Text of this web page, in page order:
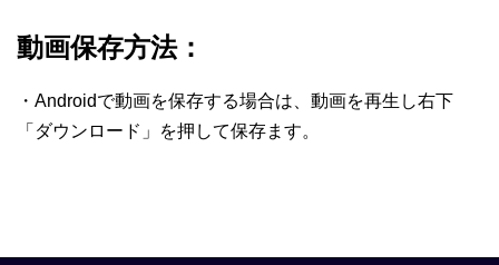
動画保存方法：
・Androidで動画を保存する場合は、動画を再生し右下
「ダウンロード」を押して保存ます。